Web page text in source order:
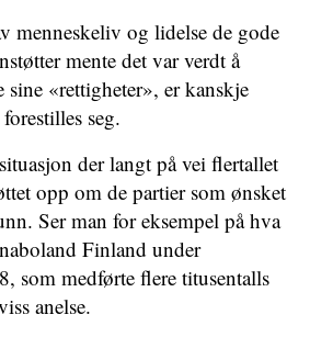
menneskeliv og lidelse de gode
mente det var verdt å
sine «rettigheter», er kanskje
seg.
der langt på vei flertallet
opp om de partier som ønsket
Ser man for eksempel på hva
Finland under
som medførte flere titusentalls
anelse.